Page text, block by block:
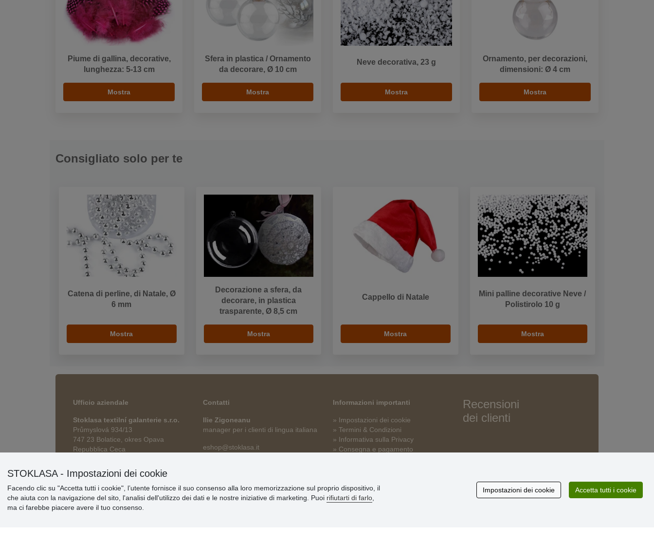
Piume di gallina, decorative,
lunghezza: 5-13 cm
Mostra
Sfera in plastica / Ornamento
da decorare, Ø 10 cm
Mostra
Neve decorativa, 23 g
Mostra
Ornamento, per decorazioni,
dimensioni: Ø 4 cm
Mostra
Consigliato solo per te
Catena di perline, di Natale, Ø
6 mm
Mostra
Decorazione a sfera, da
decorare, in plastica
trasparente, Ø 8,5 cm
Mostra
Cappello di Natale
Mostra
Mini palline decorative Neve /
Polistirolo 10 g
Mostra
Ufficio aziendale
Stoklasa textilní galanterie s.r.o.
Průmyslová 934/13
747 23 Bolatice, okres Opava
Repubblica Ceca
Contatti
Ilie Zigoneanu
manager per i clienti di lingua italiana
eshop@stoklasa.it
Informazioni importanti
» Impostazioni dei cookie
» Termini & Condizioni
» Informativa sulla Privacy
» Consegna e pagamento
Recensioni
dei clienti
STOKLASA - Impostazioni dei cookie
Facendo clic su "Accetta tutti i cookie", l’utente fornisce il suo consenso alla loro memorizzazione sul proprio dispositivo, il
che aiuta con la navigazione del sito, l'analisi dell'utilizzo dei dati e le nostre iniziative di marketing. Puoi rifiutarti di farlo
ma ci farebbe piacere avere il tuo consenso.
Impostazioni dei cookie Accetta tutti i cookie